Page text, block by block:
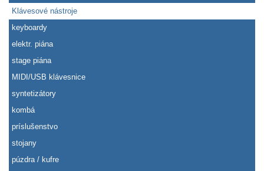
Klávesové nástroje
keyboardy
elektr. piána
stage piána
MIDI/USB klávesnice
syntetizátory
kombá
príslušenstvo
stojany
púzdra / kufre